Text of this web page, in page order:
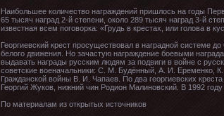
Наибольшее количество награждений пришлось на годы
65 тысяч наград 2-й степени, около 289 тысяч наград 3-й
известная всем поговорка: «Грудь в крестах, или голова в
Георгиевский крест просуществовал в наградной системе
белого движения. Но зачастую награждение боевыми
выдавать награды русским людям за подвиги в войне с
советские военачальники: С. М. Будённый, А. И. Еременко,
Гражданской войны В. И. Чапаев. По два георгиевских
Георгий Жуков, нижний чин Родион Малиновский. В 1992
По материалам из открытых источников